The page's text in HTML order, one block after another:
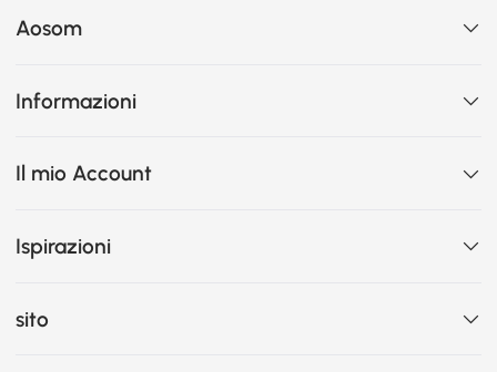
Aosom
Informazioni
Il mio Account
Ispirazioni
sito